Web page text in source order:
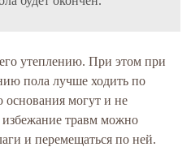
утеплению. При этом при
пола лучше ходить по
основания могут и не
избежание травм можно
и перемещаться по ней.